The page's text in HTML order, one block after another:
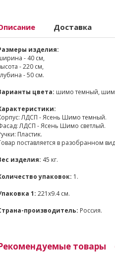
Доставка
изделия:
- 40 см,
- 220 см,
- 50 см.
цвета: шимо темный,
ЛДСП - Ясень Шимо темный.
ЛДСП - Ясень Шимо светлый.
Пластик.
поставляется в разобранном
изделия: 45 кг.
упаковок: 1.
1: 221x9.4 см.
производитель: Россия.
товары